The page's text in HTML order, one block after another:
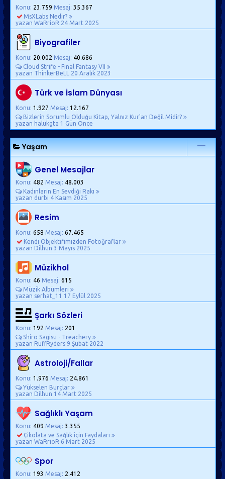
Konu: 23.759 Mesaj: 35.367
MsXLabs Nedir?
yazan WaRrioR 24 Mart 2025
Biyografiler
Konu: 20.002 Mesaj: 40.686
Cloud Strife - Final Fantasy VII
yazan ThinkerBeLL 20 Aralık 2023
Türk ve İslam Dünyası
Konu: 1.927 Mesaj: 12.167
Bizlerin Sorumlu Olduğu Kitap, Yalnız Kur'an Değil Midir?
yazan halukgta 1 Gün Önce
Yaşam
Genel Mesajlar
Konu: 482 Mesaj: 48.003
Kadınların En Sevdiği Rakı
yazan durbi 4 Kasım 2025
Resim
Konu: 658 Mesaj: 67.465
Kendi Objektifimizden Fotoğraflar
yazan Dilhun 3 Mayıs 2025
Müzikhol
Konu: 46 Mesaj: 615
Müzik Albümleri
yazan serhat_11 17 Eylül 2025
Şarkı Sözleri
Konu: 192 Mesaj: 201
Shiro Sagisu - Treachery
yazan RuffRyders 9 Şubat 2022
Astroloji/Fallar
Konu: 1.976 Mesaj: 24.861
Yükselen Burçlar
yazan Dilhun 14 Mart 2025
Sağlıklı Yaşam
Konu: 409 Mesaj: 3.355
Çikolata ve Sağlık için Faydaları
yazan WaRrioR 6 Mart 2025
Spor
Konu: 193 Mesaj: 2.412